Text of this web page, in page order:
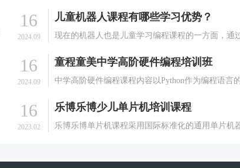
16
2024.09
儿童机器人课程有哪些学习优势？
现在的机器人也是儿童学习编程课程的一方面，通
以培养孩子的一种能力。那么，儿童机器人班有哪
非常有优势的，能够.
16
2024.09
童程童美中学高阶硬件编程培训班
中学高阶硬件编程课程内容以Python作为编程语言
软件。硬件部分使用STM32自研主控板。通过编程
16
2023.02
乐博乐博少儿单片机培训课程
乐博乐博单片机课程采用国际标准化的通用单片机
关电子、电气、工程、力学以及传感器理论。 学生